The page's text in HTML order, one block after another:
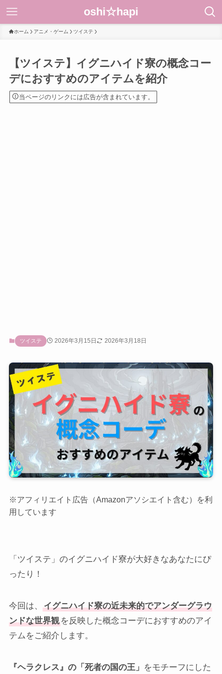
oshi☆hapi
ホーム アニメ・ゲーム ツイステ
【ツイステ】イグニハイド寮の概念コー
デにおすすめのアイテムを紹介
当ページのリンクには広告が含まれています。
ツイステ 2026年3月15日 2026年3月18日
※アフィリエイト広告（Amazonアソシエイト含む）を利
用しています
「ツイステ」のイグニハイド寮が大好きなあなたにぴ
ったり！
今回は、
イグニハイド寮の近未来的でアンダーグラウ
ンドな世界観を反映した概念コーデにおすすめのアイ
テムをご紹介します。
『ヘラクレス』の「死者の国の王」 をモチーフにした